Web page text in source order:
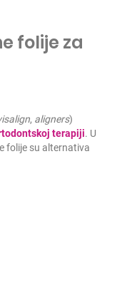
folije za
, aligners)
terapiji. U
folije su alternativa